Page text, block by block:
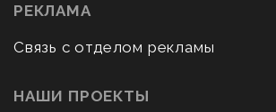
РЕКЛАМА
Связь с отделом рекламы
НАШИ ПРОЕКТЫ